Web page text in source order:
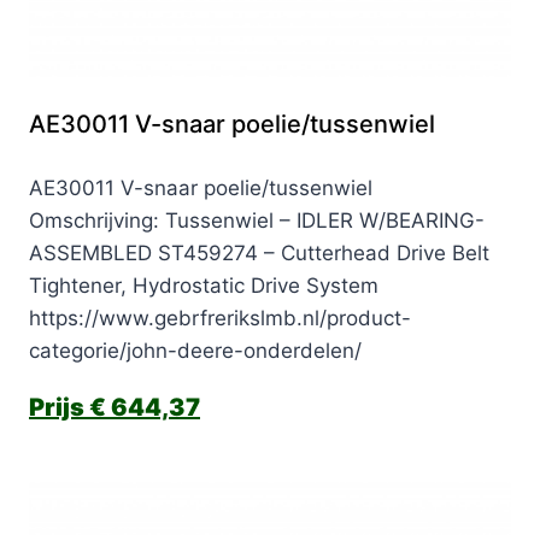
AE30011 V-snaar poelie/tussenwiel
AE30011 V-snaar poelie/tussenwiel
Omschrijving: Tussenwiel – IDLER W/BEARING-
ASSEMBLED ST459274 – Cutterhead Drive Belt
Tightener, Hydrostatic Drive System
https://www.gebrfrerikslmb.nl/product-
categorie/john-deere-onderdelen/
€ 644,37